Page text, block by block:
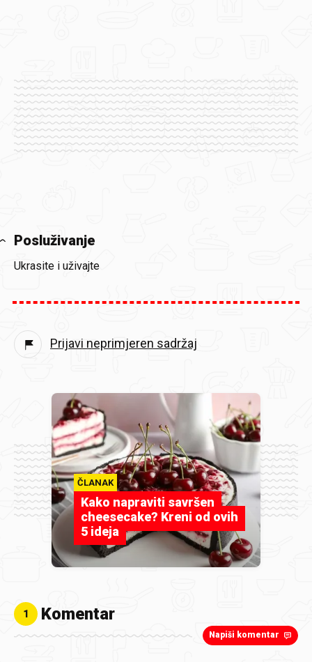
Posluživanje
Ukrasite i uživajte
Prijavi neprimjeren sadržaj
ČLANAK
Kako napraviti savršen
cheesecake? Kreni od ovih
5 ideja
1 Komentar
Napiši komentar